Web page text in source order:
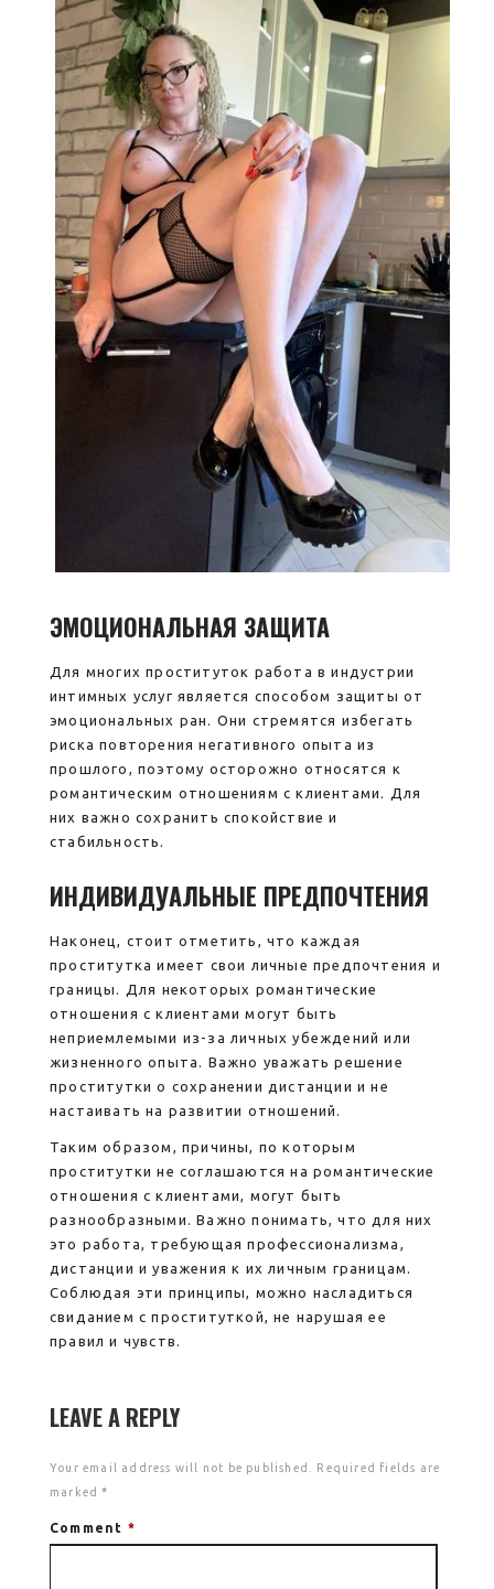
ЭМОЦИОНАЛЬНАЯ ЗАЩИТА
Для многих проституток работа в индустрии
интимных услуг является способом защиты от
эмоциональных ран. Они стремятся избегать
риска повторения негативного опыта из
прошлого, поэтому осторожно относятся к
романтическим отношениям с клиентами. Для
них важно сохранить спокойствие и
стабильность.
ИНДИВИДУАЛЬНЫЕ ПРЕДПОЧТЕНИЯ
Наконец, стоит отметить, что каждая
проститутка имеет свои личные предпочтения и
границы. Для некоторых романтические
отношения с клиентами могут быть
неприемлемыми из-за личных убеждений или
жизненного опыта. Важно уважать решение
проститутки о сохранении дистанции и не
настаивать на развитии отношений.
Таким образом, причины, по которым
проститутки не соглашаются на романтические
отношения с клиентами, могут быть
разнообразными. Важно понимать, что для них
это работа, требующая профессионализма,
дистанции и уважения к их личным границам.
Соблюдая эти принципы, можно насладиться
свиданием с проституткой, не нарушая ее
правил и чувств.
LEAVE A REPLY
Your email address will not be published. Required fields are
marked*
Comment *